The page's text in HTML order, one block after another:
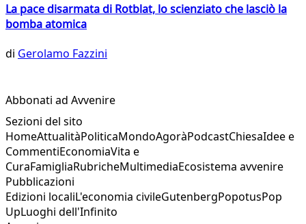
La pace disarmata di Rotblat, lo scienziato che lasciò la
bomba atomica
di Gerolamo Fazzini
Abbonati ad Avvenire
Sezioni del sito
HomeAttualitàPoliticaMondoAgoràPodcastChiesaIdee e
CommentiEconomiaVita e
CuraFamigliaRubricheMultimediaEcosistema avvenire
Pubblicazioni
Edizioni localiL'economia civileGutenbergPopotusPop
UpLuoghi dell'Infinito